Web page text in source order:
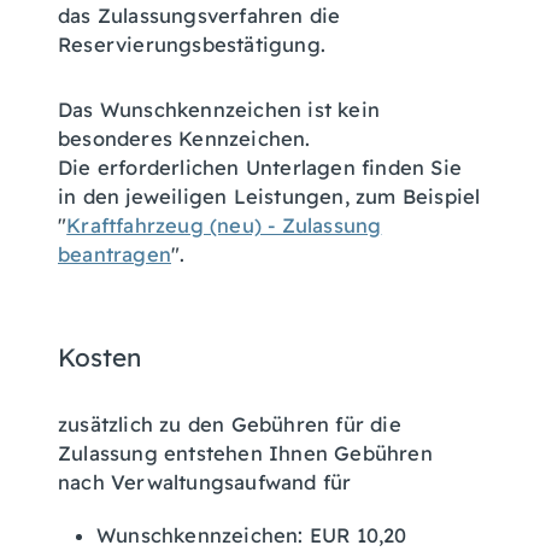
das Zulassungsverfahren die
Reservierungsbestätigung.
Das Wunschkennzeichen ist kein
besonderes Kennzeichen.
Die erforderlichen Unterlagen finden Sie
in den jeweiligen Leistungen, zum Beispiel
"Kraftfahrzeug (neu) - Zulassung
beantragen".
Kosten
zusätzlich zu den Gebühren für die
Zulassung entstehen Ihnen Gebühren
nach Verwaltungsaufwand für
Wunschkennzeichen: EUR 10,20